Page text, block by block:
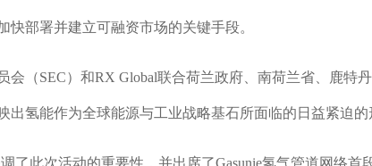
快部署并建立可融资市场的关键手段。
会（SEC）和RX Global联合荷兰政府、南荷兰省、鹿特
出氢能作为全球能源与工业战略基石所面临的日益紧迫的
了此次活动的重要性，并出席了Gasunie氢气管道网络首